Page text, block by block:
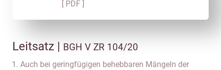
[ PDF ]
Leitsatz | BGH V ZR 104/20
Auch bei geringfügigen behebbaren Mängeln der